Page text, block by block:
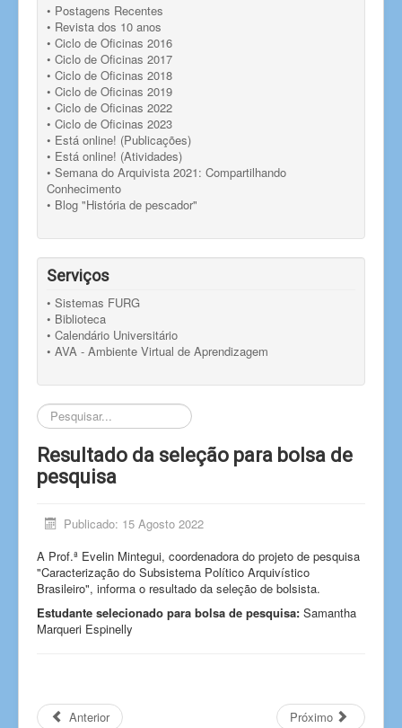
• Postagens Recentes
• Revista dos 10 anos
• Ciclo de Oficinas 2016
• Ciclo de Oficinas 2017
• Ciclo de Oficinas 2018
• Ciclo de Oficinas 2019
• Ciclo de Oficinas 2022
• Ciclo de Oficinas 2023
• Está online! (Publicações)
• Está online! (Atividades)
• Semana do Arquivista 2021: Compartilhando
Conhecimento
• Blog "História de pescador"
Serviços
• Sistemas FURG
• Biblioteca
• Calendário Universitário
• AVA - Ambiente Virtual de Aprendizagem
Pesquisar...
Resultado da seleção para bolsa de
pesquisa
Publicado: 15 Agosto 2022
A Prof.ª Evelin Mintegui, coordenadora do projeto de pesquisa
"Caracterização do Subsistema Político Arquivístico
Brasileiro", informa o resultado da seleção de bolsista.
Estudante selecionado para bolsa de pesquisa: Samantha
Marqueri Espinelly
Anterior Próximo